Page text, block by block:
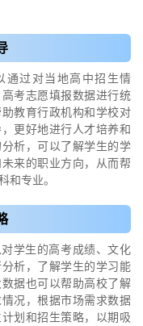
通过对当地高中招生情
考志愿填报数据进行统
教育行政机构和学校对
更好地进行人才培养和
析，可以了解学生的学
来的职业方向，从而帮
和专业。
学生的高考成绩、文化
析，了解学生的学习能
据也可以帮助高校了解
况，根据市场需求数据
划和招生策略，以期吸